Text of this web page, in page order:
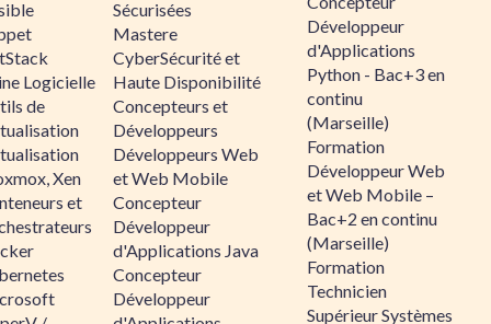
Logicielle
de
Xen
et
Sécurisées
Mastere
CyberSécurité et
Haute Disponibilité
Concepteurs et
Développeurs
Développeurs Web
et Web Mobile
Concepteur
Développeur
d'Applications Java
Concepteur
Développeur
Développeur
d'Applications
Python - Bac+3 en
continu
(Marseille)
Formation
Développeur Web
et Web Mobile –
Bac+2 en continu
(Marseille)
Formation
Technicien
Supérieur Systèmes